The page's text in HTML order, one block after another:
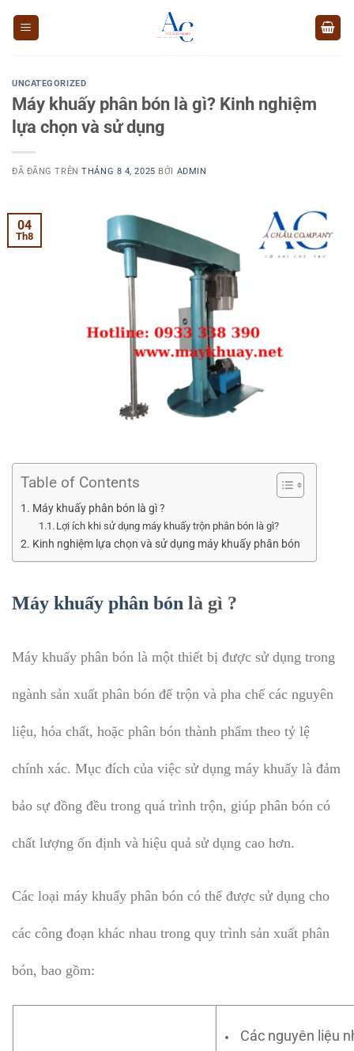
UNCATEGORIZED
Máy khuấy phân bón là gì? Kinh nghiệm
lựa chọn và sử dụng
ĐÃ ĐĂNG TRÊNTHÁNG 8 4, 2025 BỞI ADMIN
04
Th8
Table of Contents
Máy khuấy phân bón là gì ?
Lợi ích khi sử dụng máy khuấy trộn phân bón là gì?
Kinh nghiệm lựa chọn và sử dụng máy khuấy phân bón
Máy khuấy phân bón là gì ?
Máy khuấy phân bón là một thiết bị được sử dụng trong
ngành sản xuất phân bón để trộn và pha chế các nguyên
liệu, hóa chất, hoặc phân bón thành phẩm theo tỷ lệ
chính xác. Mục đích của việc sử dụng máy khuấy là đảm
bảo sự đồng đều trong quá trình trộn, giúp phân bón có
chất lượng ổn định và hiệu quả sử dụng cao hơn.
Các loại máy khuấy phân bón có thể được sử dụng cho
các công đoạn khác nhau trong quy trình sản xuất phân
bón, bao gồm:
Các nguyên liệu